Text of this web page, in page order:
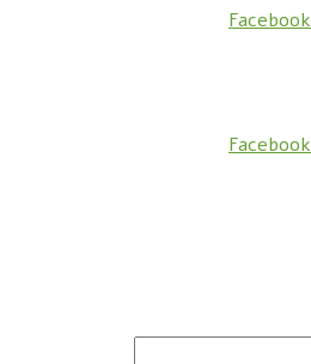
Facebook
Facebook